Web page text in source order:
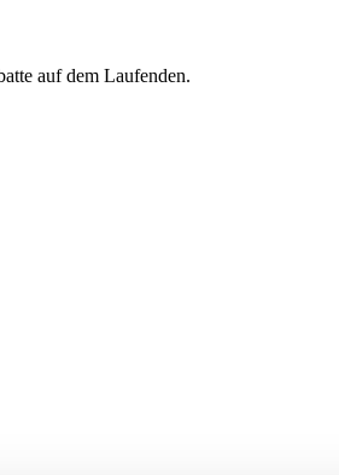
auf dem Laufenden.